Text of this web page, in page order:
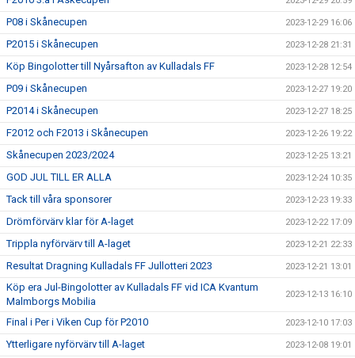
P08 i Skånecupen 2023-12-29 16:06
P2015 i Skånecupen 2023-12-28 21:31
Köp Bingolotter till Nyårsafton av Kulladals FF 2023-12-28 12:54
P09 i Skånecupen 2023-12-27 19:20
P2014 i Skånecupen 2023-12-27 18:25
F2012 och F2013 i Skånecupen 2023-12-26 19:22
Skånecupen 2023/2024 2023-12-25 13:21
GOD JUL TILL ER ALLA 2023-12-24 10:35
Tack till våra sponsorer 2023-12-23 19:33
Drömförvärv klar för A-laget 2023-12-22 17:09
Trippla nyförvärv till A-laget 2023-12-21 22:33
Resultat Dragning Kulladals FF Jullotteri 2023 2023-12-21 13:01
Köp era Jul-Bingolotter av Kulladals FF vid ICA Kvantum
Malmborgs Mobilia
2023-12-13 16:10
Final i Per i Viken Cup för P2010 2023-12-10 17:03
Ytterligare nyförvärv till A-laget 2023-12-08 19:01